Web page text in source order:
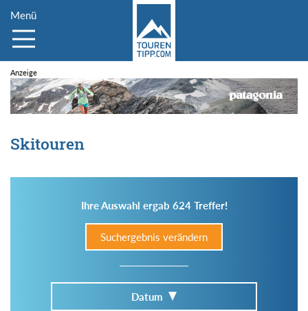
Menü
Skitouren
Ihre Auswahl ergab 624 Treffer!
Suchergebnis verändern
Datum